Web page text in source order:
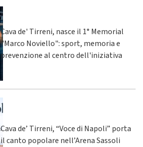
Cava de' Tirreni, nasce il 1° Memorial
"Marco Noviello": sport, memoria e
prevenzione al centro dell'iniziativa
Cava de’ Tirreni, “Voce di Napoli” porta
il canto popolare nell’Arena Sassoli